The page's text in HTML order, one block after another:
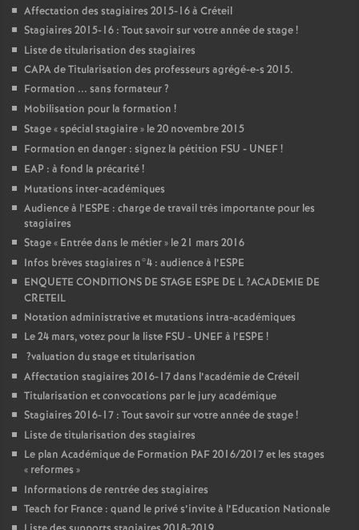
Affectation des stagiaires 2015-16 à Créteil
Stagiaires 2015-16 : Tout savoir sur votre année de stage!
Liste de titularisation des stagiaires
CAPAde Titularisation des professeurs agrégé-e-s 2015.
Formation ... sans formateur?
Mobilisation pour la formation !
Stage «spécial stagiaire» le 20 novembre 2015
Formation en danger : signez la pétition FSU - UNEF!
EAP : à fond la précarité!
Mutations inter-académiques
Audience à l’ESPE : charge de travail très importante pour les
stagiaires
Stage « Entrée dans le métier» le 21 mars 2016
Infos brèves stagiaires n°4 : audience à l’ESPE
ENQUETE CONDITIONS DE STAGE ESPE DE L?ACADEMIE DE
CRETEIL
Notation administrative et mutations intra-académiques
Le 24 mars, votez pour la liste FSU - UNEFà l’ESPE !
?valuation du stage et titularisation
Affectation stagiaires 2016-17 dans l’académie de Créteil
Titularisation et convocations par le jury académique
Stagiaires 2016-17 : Tout savoir sur votre année de stage!
Liste de titularisation des stagiaires
Le plan Académique de Formation PAF2016/2017 et les stages
« reformes »
Informations de rentrée des stagiaires
Teach for France : quand le privé s’invite à l’Education Nationale